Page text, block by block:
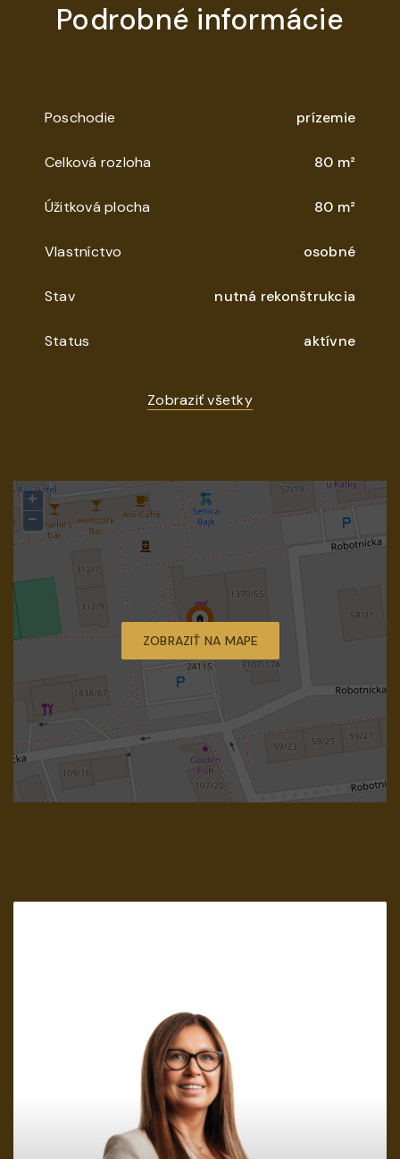
Podrobné informácie
Poschodie prízemie
Celková rozloha 80 m²
Úžitková plocha 80 m²
Vlastníctvo osobné
Stav nutná rekonštrukcia
Status aktívne
Zobraziť všetky
ZOBRAZIŤ NA MAPE
+
−